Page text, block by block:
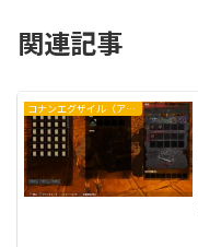
関連記事
コナンエグザイル（アウトキャスト）